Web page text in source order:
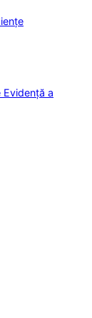
Evidență a